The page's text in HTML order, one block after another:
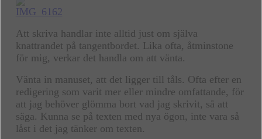
Att skriva handlar inte alltid just om själva
knattrandet på tangentbordet. Lika ofta, åtminstone
för mig, verkar det handla om att vänta.
Vänta in manuset, att det ligger till tåls. Ofta efter en
redigering som varit mer eller mindre omfattande, för
att jag behöver glömma bort vad jag skrivit, så att
säga. Kunna se på texten med nya ögon, inte vara så
låst i det jag tänker om texten.